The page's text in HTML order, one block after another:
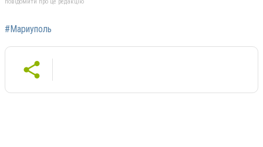
повідомити про це редакцію
#Мариуполь